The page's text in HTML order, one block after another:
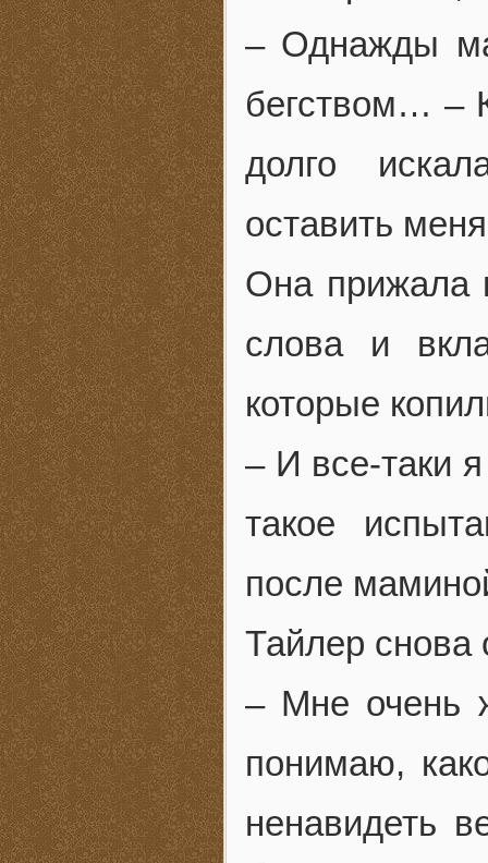
– Однажды
бегством… –
долго
оставить
Она прижала
слова и
которые
– И все-таки
такое
после
Тайлер снова
– Мне очень
понимаю,
ненавидеть